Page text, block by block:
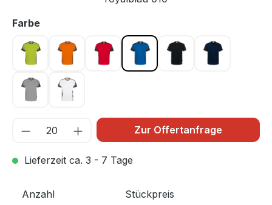
Farbeauswählen
kiwi 040 orange 027rot 002 royalblau 010schwarz 005tinte 034
titan 043 weiß 001
Zur Offertanfrage
Lieferzeit ca. 3 - 7 Tage
Anzahl Stückpreis